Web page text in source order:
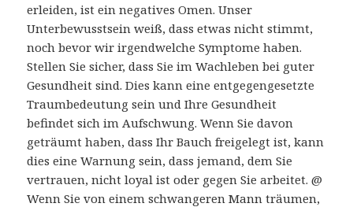
erleiden, ist ein negatives Omen. Unser
Unterbewusstsein weiß, dass etwas nicht stimmt,
noch bevor wir irgendwelche Symptome haben.
Stellen Sie sicher, dass Sie im Wachleben bei guter
Gesundheit sind. Dies kann eine entgegengesetzte
Traumbedeutung sein und Ihre Gesundheit
befindet sich im Aufschwung. Wenn Sie davon
geträumt haben, dass Ihr Bauch freigelegt ist, kann
dies eine Warnung sein, dass jemand, dem Sie
vertrauen, nicht loyal ist oder gegen Sie arbeitet. @
Wenn Sie von einem schwangeren Mann träumen,